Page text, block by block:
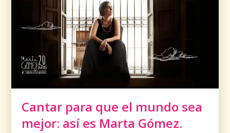
Cantar para que el mundo sea
mejor: así es Marta Gómez.